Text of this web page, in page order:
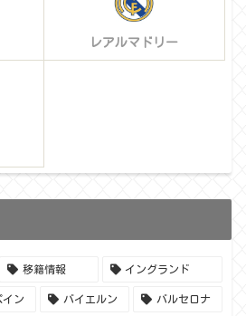
レアルマドリー
移籍情報 イングランド
イン バイエルン バルセロナ